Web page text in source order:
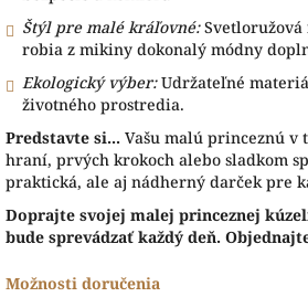
Štýl pre malé kráľovné:Svetloružová
robia z mikiny dokonalý módny
Ekologický výber:Udržateľné
životného prostredia.
Predstavte si... Vašu malú princeznú v
hraní, prvých krokoch alebo sladkom
praktická, ale aj nádherný darček pre
Doprajte svojej malej princeznej
bude sprevádzať každý deň.
Možnosti doručenia